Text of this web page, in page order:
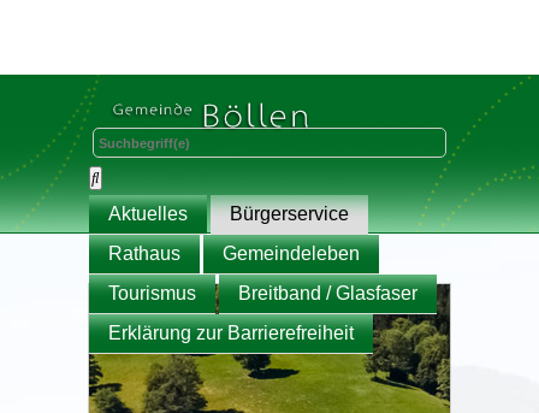
Aktuelles
Bürgerservice
Rathaus
Gemeindeleben
Tourismus
Breitband / Glasfaser
Erklärung zur Barrierefreiheit